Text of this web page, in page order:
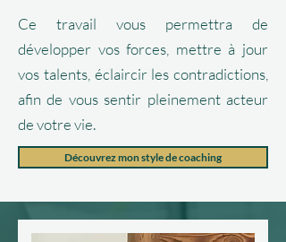
Ce travail vous permettra de
développer vos forces, mettre à jour
vos talents, éclaircir les contradictions,
afin de vous sentir pleinement acteur
de votre vie.
Découvrez mon style de coaching